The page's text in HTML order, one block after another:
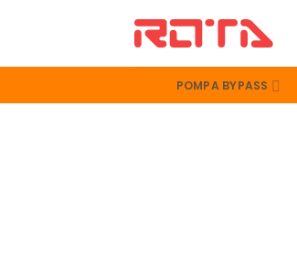
POMPA BYPASS